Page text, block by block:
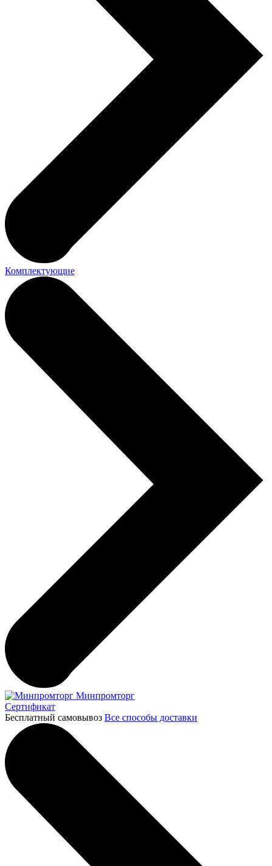
Комплектующие
Минпромторг
Сертификат
Бесплатный самовывоз Все способы доставки